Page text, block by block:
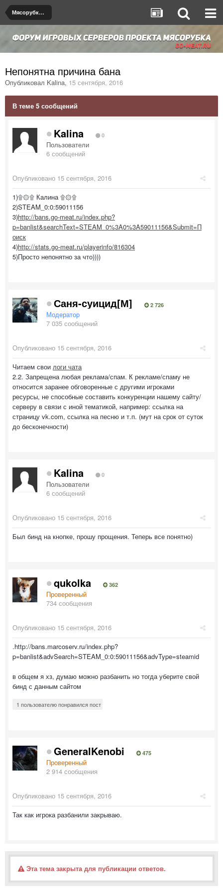
Мясорубка de_dust2
Непонятна причина бана
Опубликовал Kalina, 15 сентября, 2016
В теме 5 сообщений
Kalina 0
Пользователи
6 сообщений
Опубликовано 15 сентября, 2016
1)۩۞۩ Калина ۩۞۩
2)STEAM_0:0:59011156
3)http://bans.go-meat.ru/index.php?
p=banlist&searchText=STEAM_0%3A0%3A59011156&Submit=П
оиск
4)http://stats.go-meat.ru/playerinfo/816304
5)Просто непонятно за что))))
Саня-суицид[М] 2 726
Модератор
7 035 сообщений
Опубликовано 15 сентября, 2016
Читаем свои логи чата
2.2. Запрещена любая реклама/спам. К рекламе/спаму не
относится заранее обговоренные с другими игроками
ресурсы, не способные составить конкуренции нашему сайту/
серверу в связи с иной тематикой, например: ссылка на
страницу vk.com, ссылка на песню и т.п. (мут на срок от суток
до бесконечности)
Kalina 0
Пользователи
6 сообщений
Опубликовано 15 сентября, 2016
Был бинд на кнопке, прошу прощения. Теперь все понятно)
qukolka 362
Проверенный
734 сообщения
Опубликовано 15 сентября, 2016
.http://bans.marcoserv.ru/index.php?
p=banlist&advSearch=STEAM_0:0:59011156&advType=steamid
в общем я хз, думаю можно разбанить но тогда уберите свой
бинд с данным сайтом
1 пользователю понравился пост
GeneralKenobi 475
Проверенный
2 914 сообщения
Опубликовано 15 сентября, 2016
Так как игрока разбанили закрываю.
Эта тема закрыта для публикации ответов.